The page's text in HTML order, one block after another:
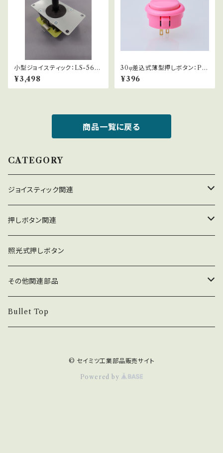
小型ジョイスティック：LS-56-0
1
¥3,498
30φ差込式薄型押しボタン：PS
-15
¥396
商品一覧に戻る
CATEGORY
ジョイスティック関連
ジョイスティック本体
コネクタ接続型
ファストン端子型
ジョイスティック関連部品
レバーボール
単品部品（ジョイスティック）
NOBIモデル関連
押しボタン関連
押しボタン_30φ
30φ_ネジ式
30φ_差込式
押しボタン_24φ
24φ_ネジ式
単品部品（押しボタン）
照光式押しボタン
その他関連部品
電子部品
Bullet Top
© セイミツ工業部品販売サイト
Powered by